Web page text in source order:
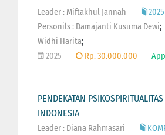
Leader : Miftakhul Jannah
Personils : Damajanti Kusuma Dewi;
Widhi Harita;
2025 Rp. 30.000.000
PENDEKATAN
INDONESIA
Leader : Diana Rahmasari